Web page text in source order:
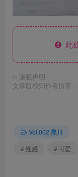
此
© 版权声明
文章版权归作者所有
Vol.002 黑川
# 性感
# 可爱